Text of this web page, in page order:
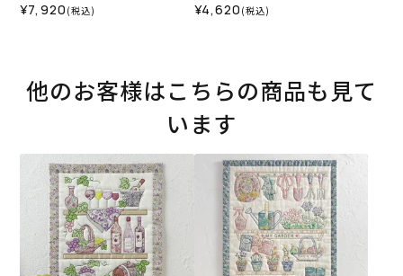
¥7,920 (税込) ¥4,620 (税込)
他のお客様はこちらの商品も見て
います